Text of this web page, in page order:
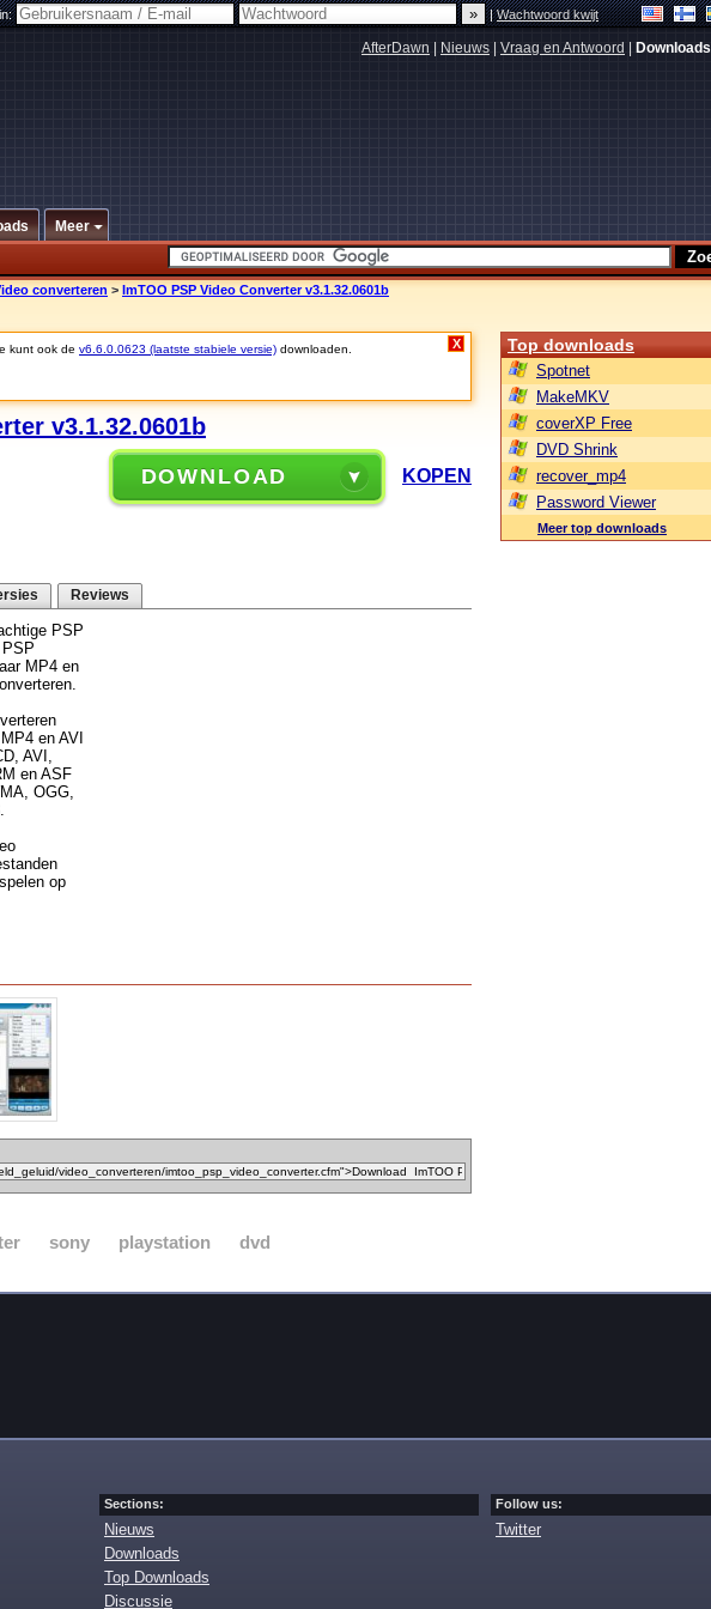
|Wachtwoord kwijt
AfterDawn Nieuws Vraag en Antwoord Downloads
Meer
converteren > ImTOO PSP Video Converter v3.1.32.0601b
kunt ook de v6.6.0.0623 (laatste stabiele versie) downloaden. X
v3.1.32.0601b
DOWNLOAD KOPEN
Reviews
PSP
MP4 en
en AVI
AVI,
en ASF
OGG,
op
sony playstation dvd
Top downloads
Spotnet
MakeMKV
coverXP Free
DVD Shrink
recover_mp4
Password Viewer
Meer top downloads
Sections:
Nieuws
Downloads
Top Downloads
Discussie
Follow us:
Twitter